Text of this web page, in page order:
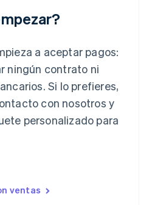
a aceptar pagos:
ningún contrato ni
Si lo prefieres,
con nosotros y
personalizado para
ventas